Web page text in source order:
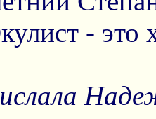
- это